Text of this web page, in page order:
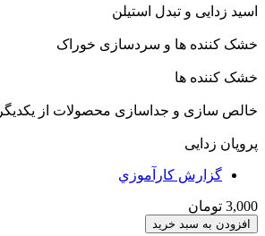
اسید زدایی و تبدل استیلن
خشک کننده ها و سردسازی خوراک
خشک کننده ها
خالص سازی و جداسازی محصولات از یکدیگر
پروپان زدایی
گزارش کارآموزي
3,000 تومان